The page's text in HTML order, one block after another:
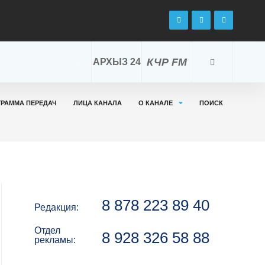
КЧР FM
АРХЫЗ 24
ПЕРЕДАЧ ЛИЦА КАНАЛА О КАНАЛЕ
ПОИСК
Редакция: 8 878 223 89 40
Отдел
рекламы:
8 928 326 58 88